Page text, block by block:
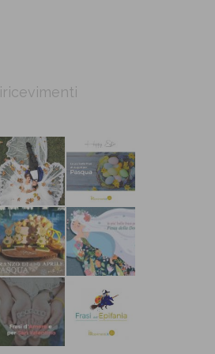
iricevimenti